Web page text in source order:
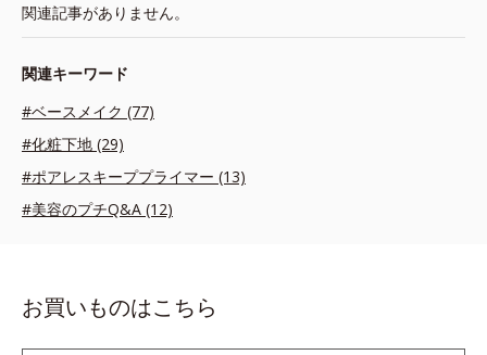
関連記事がありません。
関連キーワード
#ベースメイク (77)
#化粧下地 (29)
#ポアレスキーププライマー (13)
#美容のプチQ&A (12)
お買いものはこちら